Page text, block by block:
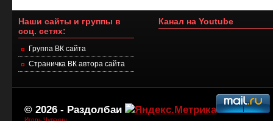
Наши сайты и группы в
соц. сетях:
Группа ВК сайта
Страничка ВК автора сайта
Канал на Youtube
© 2026 - Раздолбаи
Игорь Чувакин